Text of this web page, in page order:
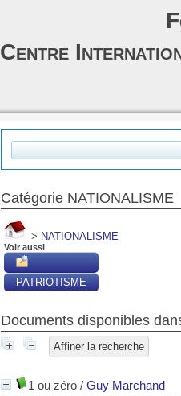
Catégorie NATIONALISME
> NATIONALISME
Voir aussi
PATRIOTISME
Documents disponibles
Affiner la recherche
1 ou zéro / Guy Marchand
Centre